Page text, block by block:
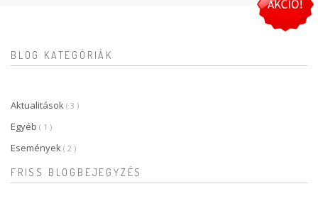
BLOG KATEGÓRIÁK
Aktualitások ( 3 )
Egyéb ( 1 )
Események ( 2 )
FRISS BLOGBEJEGYZÉS